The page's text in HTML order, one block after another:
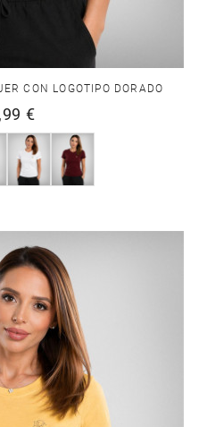
CON LOGOTIPO DORADO
€